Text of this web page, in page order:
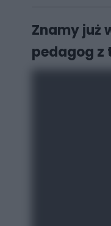
Znamy już
pedagog z